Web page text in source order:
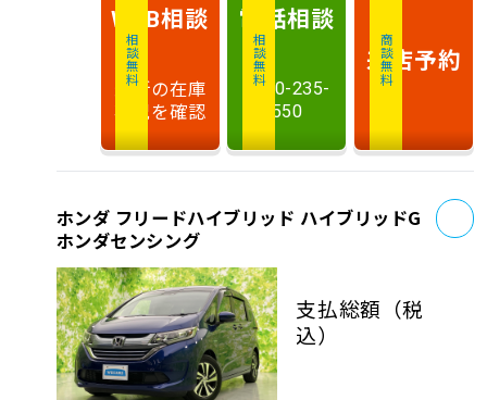
相談無料
WEB相談
最新の在庫
状況を確認
相談無料
電話相談
0120-235-
550
商談無料
来店予約
ホンダ フリードハイブリッド ハイブリッドG
ホンダセンシング
支払総額 （税
込）